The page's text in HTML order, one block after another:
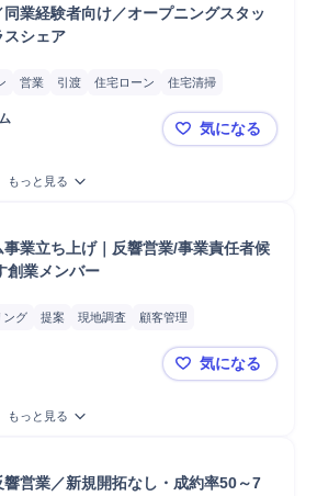
同業経験者向け／オープニングスタッ
スシェア
営業 引渡 住宅ローン
住宅清掃
「高松」住
気になる
もっと見る
事業立ち上げ｜反響営業/事業責任者候
創業メンバー
ング 提案 現地調査
顧客管理
【高松】リ
気になる
もっと見る
響営業／新規開拓なし・成約率50～7